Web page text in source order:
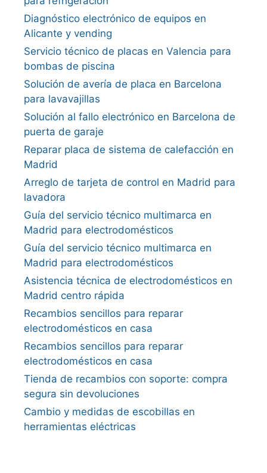
Diagnóstico electrónico de equipos en
Alicante y vending
Servicio técnico de placas en Valencia para
bombas de piscina
Solución de avería de placa en Barcelona
para lavavajillas
Solución al fallo electrónico en Barcelona de
puerta de garaje
Reparar placa de sistema de calefacción en
Madrid
Arreglo de tarjeta de control en Madrid para
lavadora
Guía del servicio técnico multimarca en
Madrid para electrodomésticos
Guía del servicio técnico multimarca en
Madrid para electrodomésticos
Asistencia técnica de electrodomésticos en
Madrid centro rápida
Recambios sencillos para reparar
electrodomésticos en casa
Recambios sencillos para reparar
electrodomésticos en casa
Tienda de recambios con soporte: compra
segura sin devoluciones
Cambio y medidas de escobillas en
herramientas eléctricas